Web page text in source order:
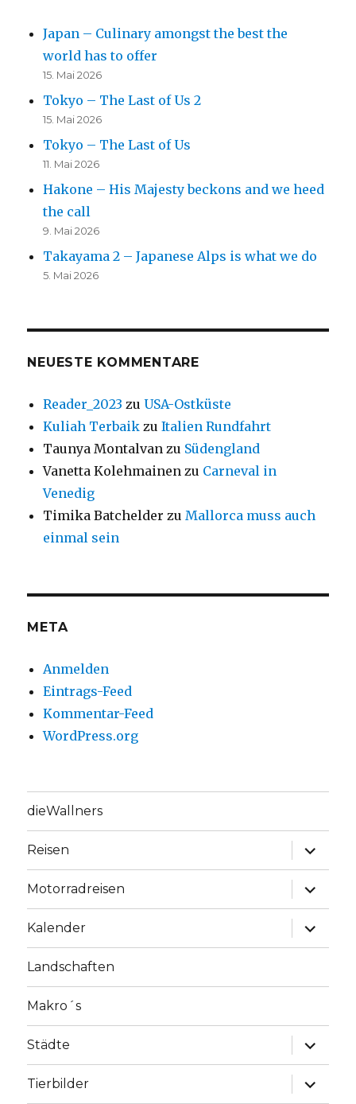
Japan – Culinary amongst the best the
world has to offer
15. Mai 2026
Tokyo – The Last of Us 2
15. Mai 2026
Tokyo – The Last of Us
11. Mai 2026
Hakone – His Majesty beckons and we heed
the call
9. Mai 2026
Takayama 2 – Japanese Alps is what we do
5. Mai 2026
NEUESTE KOMMENTARE
Reader_2023 zuUSA-Ostküste
Kuliah Terbaik zuItalien Rundfahrt
Taunya Montalvan zu Südengland
Vanetta Kolehmainen zu Carneval in
Venedig
Timika Batchelder zu Mallorca muss auch
einmal sein
META
Anmelden
Eintrags-Feed
Kommentar-Feed
WordPress.org
dieWallners
Reisen
Motorradreisen
Kalender
Landschaften
Makro´s
Städte
Tierbilder